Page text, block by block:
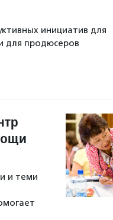
инициатив для
для продюсеров
и теми